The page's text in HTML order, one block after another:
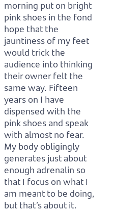
morning put on bright
pink shoes in the fond
hope that the
jauntiness of my feet
would trick the
audience into thinking
their owner felt the
same way. Fifteen
years on I have
dispensed with the
pink shoes and speak
with almost no fear.
My body obligingly
generates just about
enough adrenalin so
that I focus on what I
am meant to be doing,
but that’s about it.